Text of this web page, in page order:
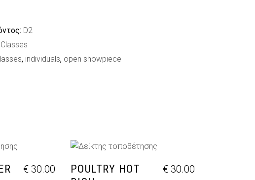
D2
, individuals, open showpiece
ΚΑΛΆΘΙ
€ 30.00
ΠΡΟΣΘΉΚΗ ΣΤΟ ΚΑΛΆΘΙ
POULTRY HOT
€30.00